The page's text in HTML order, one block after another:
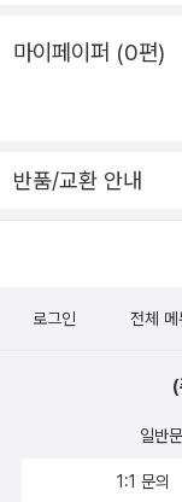
마이페이퍼 (0편)
반품/교환 안내
로그인 전체 메
일반
1:1 문의